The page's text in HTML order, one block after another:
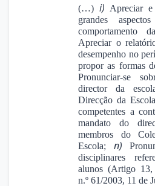
(…)i) Apreciar e
grandes
comportamento
Apreciar o
desempenho no
propor as formas
Pronunciar-se
director da
Direcção da
competentes a
mandato do
membros do
Escola; n)
disciplinares
alunos (Artigo
n.º 61/2003, 11 de